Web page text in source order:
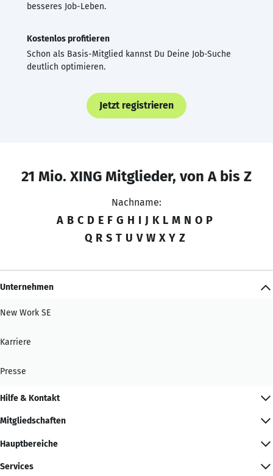
besseres Job-Leben.
Kostenlos profitieren
Schon als Basis-Mitglied kannst Du Deine Job-Suche
deutlich optimieren.
Jetzt registrieren
21 Mio. XING Mitglieder, von A bis Z
Nachname:
A B C D E F G H I J K L M N O P
Q R S T U V W X Y Z
Unternehmen
New Work SE
Karriere
Presse
Hilfe & Kontakt
Mitgliedschaften
Hauptbereiche
Services